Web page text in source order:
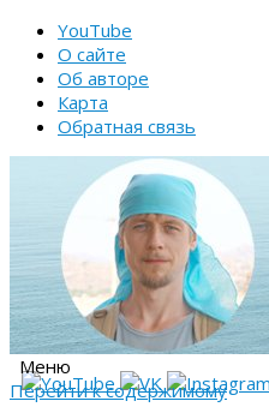
YouTube
О сайте
Об авторе
Карта
Обратная связь
Меню
Перейти к содержимому